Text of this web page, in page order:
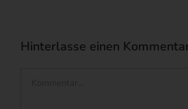
Hinterlasse einen Kommentar